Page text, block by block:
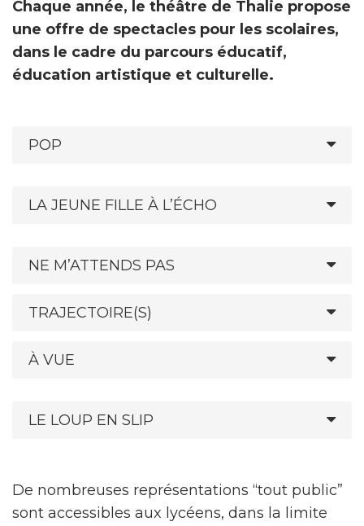
Chaque année, le théâtre de Thalie propose
une offre de spectacles pour les scolaires,
dans le cadre du parcours éducatif,
éducation artistique et culturelle.
POP
LA JEUNE FILLE À L’ÉCHO
NE M’ATTENDS PAS
TRAJECTOIRE(S)
À VUE
LE LOUP EN SLIP
De nombreuses représentations “tout public”
sont accessibles aux lycéens, dans la limite